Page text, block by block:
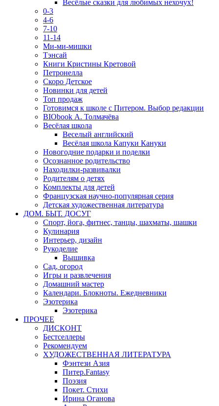
Весёлые сказки для любимых нехочух!
0-3
4-6
7-10
11-14
Ми-ми-мишки
Тэнсай
Книги Кристины Кретовой
Петронелла
Скоро Детское
Новинки для детей
Топ продаж
Готовимся к школе с Питером. Выбор редакции
BIObook А. Толмачёва
Весёлая школа
Веселый английский
Весёлая школа Капуки Кануки
Новогодние подарки и поделки
Осознанное родительство
Находилки-развивалки
Родителям о детях
Комплекты для детей
Французская научно-популярная серия
Детская художественная литература
ДОМ. БЫТ. ДОСУГ
Спорт, йога, фитнес, танцы, шахматы, шашки
Кулинария
Интерьер, дизайн
Рукоделие
Вышивка
Сад, огород
Игры и развлечения
Домашний мастер
Календари. Блокноты. Ежедневники
Эзотерика
Эзотерика
ПРОЧЕЕ
ДИСКОНТ
Бестселлеры
Рекомендуем
ХУДОЖЕСТВЕННАЯ ЛИТЕРАТУРА
Фэнтези Азия
Питер.Fantasy
Поэзия
Покет. Стихи
Ирина Оганова